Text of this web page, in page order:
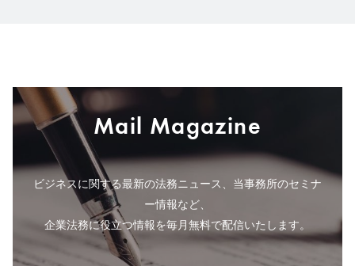
Mail Magazine
ビジネスに関する最新の法務ニュース、当事務所のセミナ
ー情報など、
企業法務に役立つ情報を毎月無料で配信いたします。